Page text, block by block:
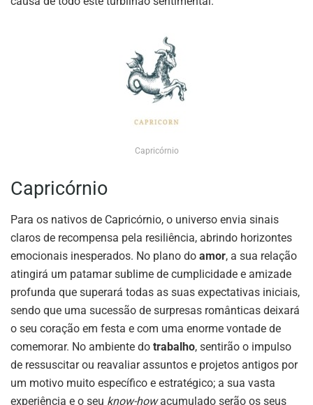
Capricórnio
Capricórnio
Para os nativos de Capricórnio, o universo envia sinais
claros de recompensa pela resiliência, abrindo horizontes
emocionais inesperados. No plano do amor, a sua relação
atingirá um patamar sublime de cumplicidade e amizade
profunda que superará todas as suas expectativas iniciais,
sendo que uma sucessão de surpresas românticas deixará
o seu coração em festa e com uma enorme vontade de
comemorar. No ambiente do trabalho, sentirão o impulso
de ressuscitar ou reavaliar assuntos e projetos antigos por
um motivo muito específico e estratégico; a sua vasta
experiência e o seu know-howacumulado serão os seus